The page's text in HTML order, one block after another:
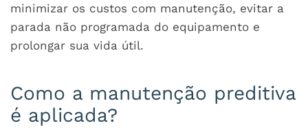
minimizar os custos com manutenção, evitar a
parada não programada do equipamento e
prolongar sua vida útil.
Como a manutenção preditiva
é aplicada?